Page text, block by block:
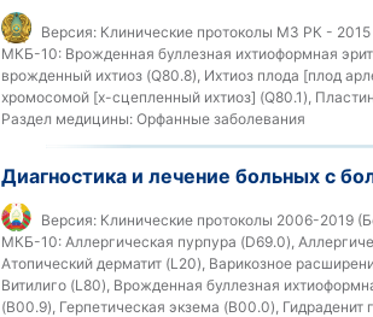
Версия: Клинические протоколы МЗ РК - 2015
МКБ-10: Врожденная буллезная ихтиоформная
врожденный ихтиоз (Q80.8), Ихтиоз плода [плод
хромосомой [x-сцепленный ихтиоз] (Q80.1),
Раздел медицины: Орфанные заболевания
Диагностика и лечение больных с
Версия: Клинические протоколы 2006-2019
МКБ-10: Аллергическая пурпура (D69.0),
Атопический дерматит (L20), Варикозное
Витилиго (L80), Врожденная буллезная
(B00.9), Герпетическая экзема (B00.0),